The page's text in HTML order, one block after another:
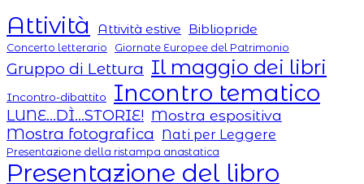
Attività Attività estive Bibliopride
Concerto letterario Giornate Europee del Patrimonio
Gruppo di Lettura Il maggio dei libri
Incontro-dibattito Incontro tematico
LUNE...DÌ...STORIE! Mostra espositiva
Mostra fotografica Nati per Leggere
Presentazione della ristampa anastatica
Presentazione del libro